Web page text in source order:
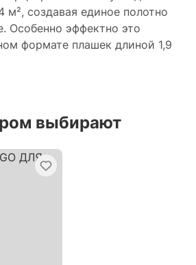
м², создавая единое полотно
Особенно эффектно это
формате плашек длиной 1,9
выбирают